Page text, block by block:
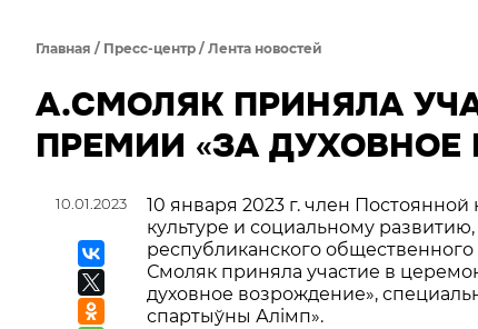
Главная / Пресс-центр / Лента новостей
А.СМОЛЯК ПРИНЯЛА
ПРЕМИИ «ЗА
10.01.2023
10 января 2023 г. член
культуре и социальному
республиканского
Смоляк приняла участие в
духовное возрождение»,
спартыўны Алiмп».